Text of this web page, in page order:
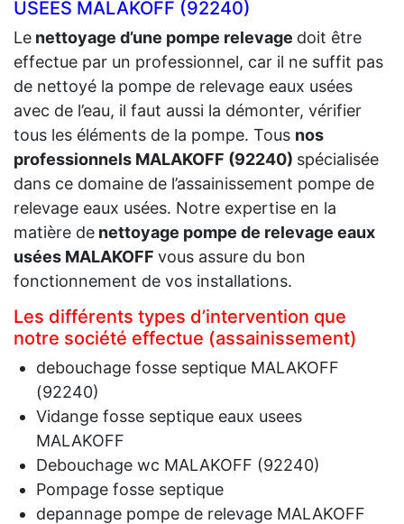
USÉES MALAKOFF (92240)
Le nettoyage d’une pompe relevage doit être
effectue par un professionnel, car il ne suffit pas
de nettoyé la pompe de relevage eaux usées
avec de l’eau, il faut aussi la démonter, vérifier
tous les éléments de la pompe. Tous nos
professionnels MALAKOFF (92240) spécialisée
dans ce domaine de l’assainissement pompe de
relevage eaux usées. Notre expertise en la
matière de nettoyage pompe de relevage eaux
usées MALAKOFF vous assure du bon
fonctionnement de vos installations.
Les différents types d’intervention que
notre société effectue (assainissement)
debouchage fosse septique MALAKOFF
(92240)
Vidange fosse septique eaux usees
MALAKOFF
Debouchage wc MALAKOFF (92240)
Pompage fosse septique
depannage pompe de relevage MALAKOFF